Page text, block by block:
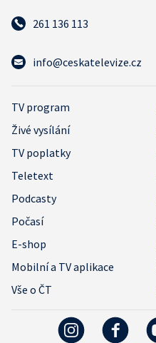
261 136 113
info@ceskatelevize.cz
TV program
Živé vysílání
TV poplatky
Teletext
Podcasty
Počasí
E-shop
Mobilní a TV aplikace
Vše o ČT